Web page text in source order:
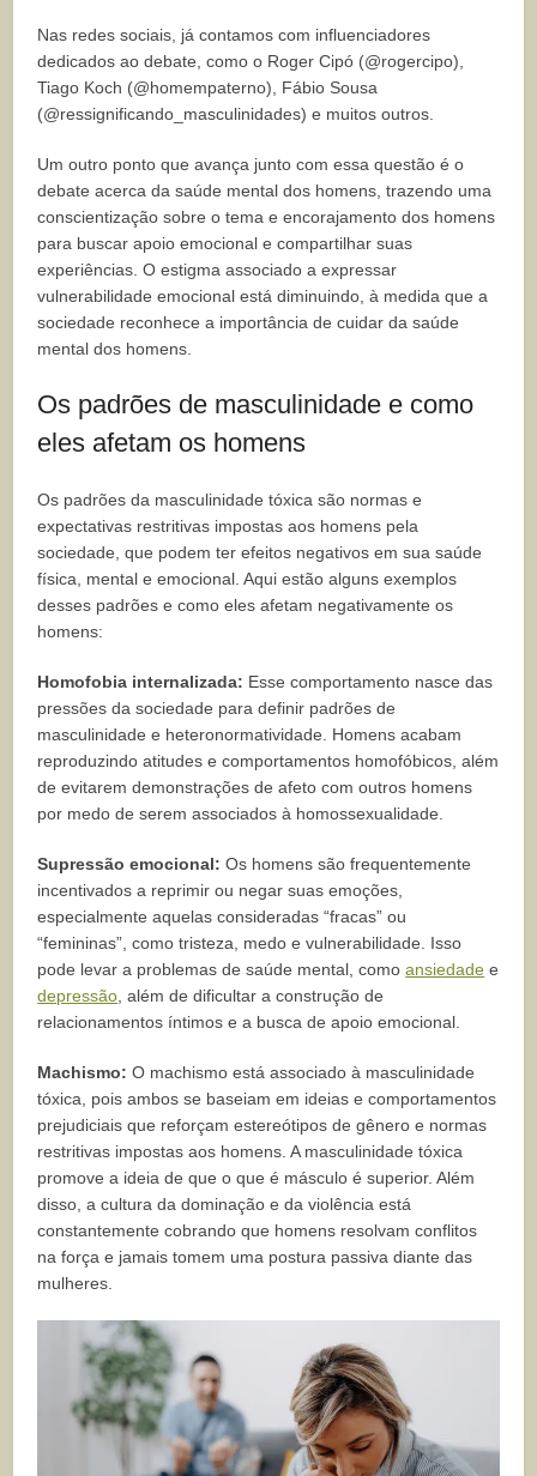
Nas redes sociais, já contamos com influenciadores
dedicados ao debate, como o Roger Cipó (@rogercipo),
Tiago Koch (@homempaterno), Fábio Sousa
(@ressignificando_masculinidades) e muitos outros.
Um outro ponto que avança junto com essa questão é o
debate acerca da saúde mental dos homens, trazendo uma
conscientização sobre o tema e encorajamento dos homens
para buscar apoio emocional e compartilhar suas
experiências. O estigma associado a expressar
vulnerabilidade emocional está diminuindo, à medida que a
sociedade reconhece a importância de cuidar da saúde
mental dos homens.
Os padrões de masculinidade e como
eles afetam os homens
Os padrões da masculinidade tóxica são normas e
expectativas restritivas impostas aos homens pela
sociedade, que podem ter efeitos negativos em sua saúde
física, mental e emocional. Aqui estão alguns exemplos
desses padrões e como eles afetam negativamente os
homens:
Homofobia internalizada: Esse comportamento nasce das
pressões da sociedade para definir padrões de
masculinidade e heteronormatividade. Homens acabam
reproduzindo atitudes e comportamentos homofóbicos, além
de evitarem demonstrações de afeto com outros homens
por medo de serem associados à homossexualidade.
Supressão emocional: Os homens são frequentemente
incentivados a reprimir ou negar suas emoções,
especialmente aquelas consideradas “fracas” ou
“femininas”, como tristeza, medo e vulnerabilidade. Isso
pode levar a problemas de saúde mental, comoansiedade e
depressão, além de dificultar a construção de
relacionamentos íntimos e a busca de apoio emocional.
Machismo: O machismo está associado à masculinidade
tóxica, pois ambos se baseiam em ideias e comportamentos
prejudiciais que reforçam estereótipos de gênero e normas
restritivas impostas aos homens. A masculinidade tóxica
promove a ideia de que o que é másculo é superior. Além
disso, a cultura da dominação e da violência está
constantemente cobrando que homens resolvam conflitos
na força e jamais tomem uma postura passiva diante das
mulheres.